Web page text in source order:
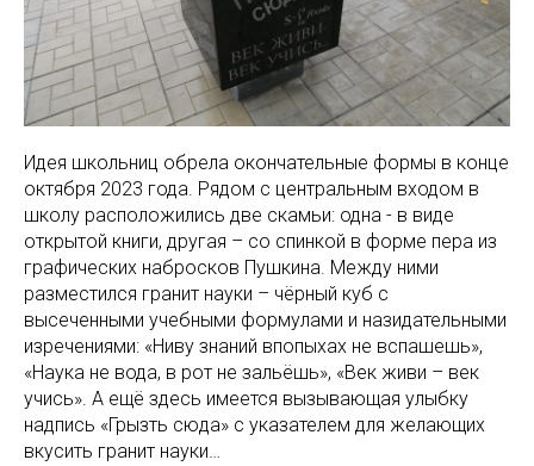
Идея школьниц обрела окончательные формы в конце
октября 2023 года. Рядом с центральным входом в
школу расположились две скамьи: одна - в виде
открытой книги, другая – со спинкой в форме пера из
графических набросков Пушкина. Между ними
разместился гранит науки – чёрный куб с
высеченными учебными формулами и назидательными
изречениями: «Ниву знаний впопыхах не вспашешь»,
«Наука не вода, в рот не зальёшь», «Век живи – век
учись». А ещё здесь имеется вызывающая улыбку
надпись «Грызть сюда» с указателем для желающих
вкусить гранит науки…